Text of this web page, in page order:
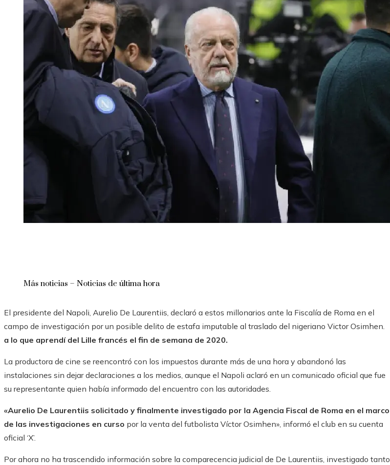
Más noticias – Noticias de última hora
El presidente del Napoli, Aurelio De Laurentiis, declaró a estos millonarios ante la Fiscalía de Roma en el
campo de investigación por un posible delito de estafa imputable al traslado del nigeriano Victor Osimhen.
a lo que aprendí del Lille francés el fin de semana de 2020.
La productora de cine se reencontró con los impuestos durante más de una hora y abandonó las
instalaciones sin dejar declaraciones a los medios, aunque el Napoli aclaró en un comunicado oficial que fue
su representante quien había informado del encuentro con las autoridades.
«Aurelio De Laurentiis solicitado y finalmente investigado por la Agencia Fiscal de Roma en el marco
de las investigaciones en curso por la venta del futbolista Víctor Osimhen», informó el club en su cuenta
oficial ‘X’.
Por ahora no ha trascendido información sobre la comparecencia judicial de De Laurentiis, investigado tanto